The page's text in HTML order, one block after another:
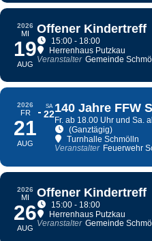
2026
MI
19
AUG
Offener Kindertreff
15:00 - 18:00
Herrenhaus Putzkau
Veranstalter Gemeinde
2026
FR
21
AUG
SA
22140 Jahre FFW
Fr. ab 18.00 Uhr und Sa.
(Ganztägig)
Turnhalle Schmölln
Veranstalter Feuerwehr
2026
MI
26
AUG
Offener Kindertreff
15:00 - 18:00
Herrenhaus Putzkau
Veranstalter Gemeinde